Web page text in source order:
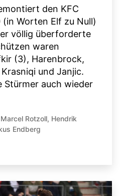
den KFC
(in Worten Elf zu Null)
völlig überforderte
waren
(3), Harenbrock,
und Janjic.
Stürmer auch wieder
Marcel Rotzoll, Hendrik
Endberg